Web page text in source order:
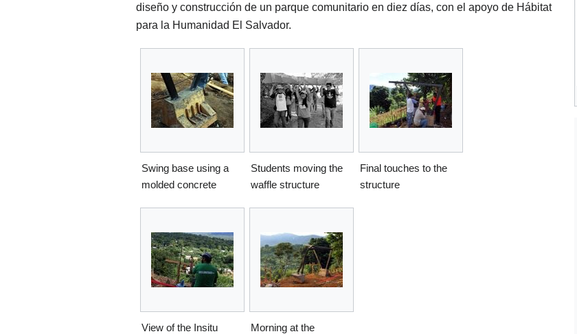
diseño y construcción de un parque comunitario en diez días, con el apoyo de Hábitat
para la Humanidad El Salvador.
Swing base using a
molded concrete
Students moving the
waffle structure
Final touches to the
structure
View of the Insitu
Morning at the